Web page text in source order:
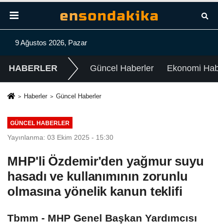
9 Ağustos 2026, Pazar
HABERLER Güncel Haberler Ekonomi
Haberler Güncel Haberler
GÜNCEL HABERLER
Yayınlanma: 03 Ekim 2025 - 15:30
MHP'li Özdemir'den yağmur suyu
hasadı ve kullanımının zorunlu
olmasına yönelik kanun teklifi
Tbmm - MHP Genel Başkan Yardımcısı